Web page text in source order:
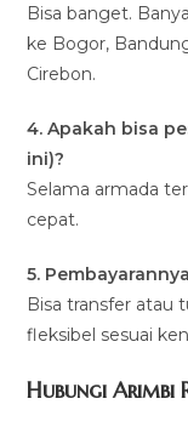
Bisa banget.
ke Bogor,
Cirebon.
4. Apakah bisa
ini)?
Selama armada
cepat.
5.
Bisa transfer atau
fleksibel sesuai
Hubungi Arimbi